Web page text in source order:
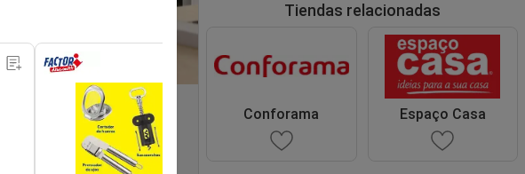
Tiendas relacionadas
Conforama Espaço Casa